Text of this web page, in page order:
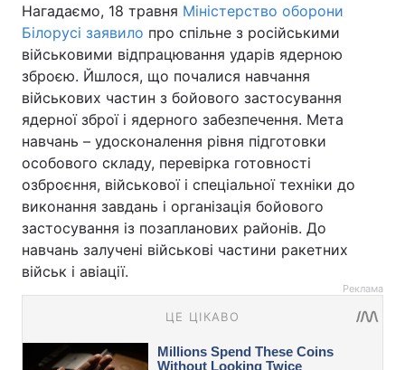
Нагадаємо, 18 травня Міністерство оборони
Білорусі заявило про спільне з російськими
військовими відпрацювання ударів ядерною
зброєю. Йшлося, що почалися навчання
військових частин з бойового застосування
ядерної зброї і ядерного забезпечення. Мета
навчань – удосконалення рівня підготовки
особового складу, перевірка готовності
озброєння, військової і спеціальної техніки до
виконання завдань і організація бойового
застосування із позапланових районів. До
навчань залучені військові частини ракетних
військ і авіації.
Реклама